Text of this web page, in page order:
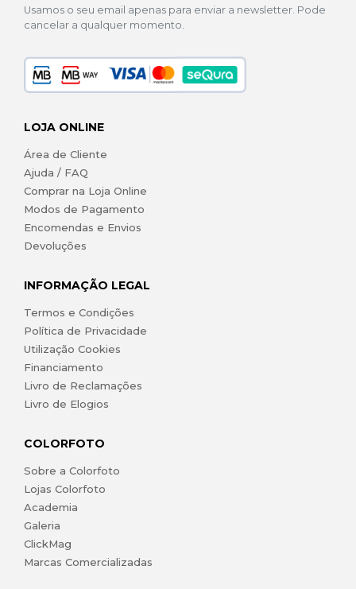
Usamos o seu email apenas para enviar a newsletter. Pode
cancelar a qualquer momento.
LOJA ONLINE
Área de Cliente
Ajuda / FAQ
Comprar na Loja Online
Modos de Pagamento
Encomendas e Envios
Devoluções
INFORMAÇÃO LEGAL
Termos e Condições
Política de Privacidade
Utilização Cookies
Financiamento
Livro de Reclamações
Livro de Elogios
COLORFOTO
Sobre a Colorfoto
Lojas Colorfoto
Academia
Galeria
ClickMag
Marcas Comercializadas